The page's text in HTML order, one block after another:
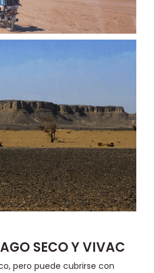
SECO Y VIVAC
pero puede cubrirse con